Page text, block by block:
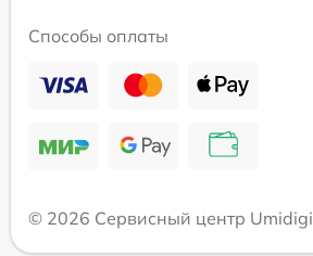
Способы оплаты
© 2026 Сервисный центр Umidigi